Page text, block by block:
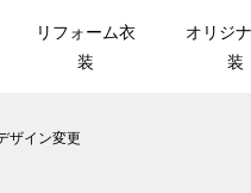
リフォーム衣
装
オリジ
装
ザイン変更